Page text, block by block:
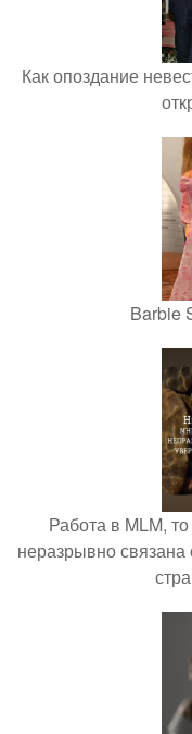
Как опоздание
Barbie
Работа в MLM,
неразрывно связана